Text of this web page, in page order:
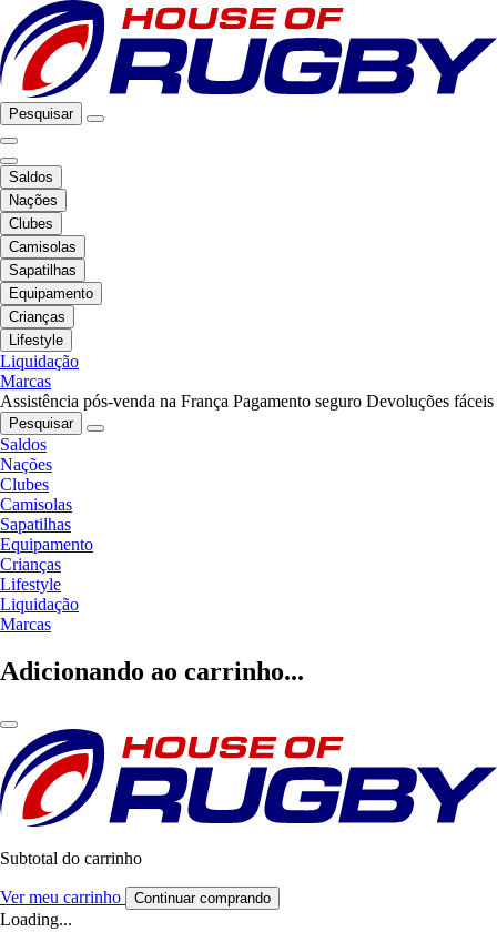
Pesquisar
Saldos
Nações
Clubes
Camisolas
Sapatilhas
Equipamento
Crianças
Lifestyle
Liquidação
Marcas
Assistência pós-venda na França Pagamento seguro Devoluções fáceis
Pesquisar
Saldos
Nações
Clubes
Camisolas
Sapatilhas
Equipamento
Crianças
Lifestyle
Liquidação
Marcas
Adicionando ao carrinho...
Subtotal do carrinho
Ver meu carrinho Continuar comprando
Loading...